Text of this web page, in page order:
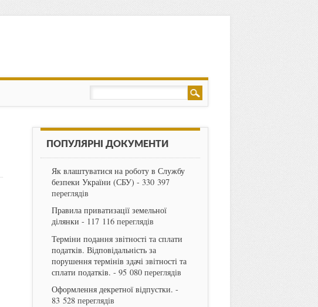
ПОПУЛЯРНІ ДОКУМЕНТИ
Як влаштуватися на роботу в Службу
безпеки України (СБУ) - 330 397
переглядів
Правила приватизації земельної
ділянки - 117 116 переглядів
Терміни подання звітності та сплати
податків. Відповідальність за
порушення термінів здачі звітності та
сплати податків. - 95 080 переглядів
Оформлення декретної відпустки. -
83 528 переглядів